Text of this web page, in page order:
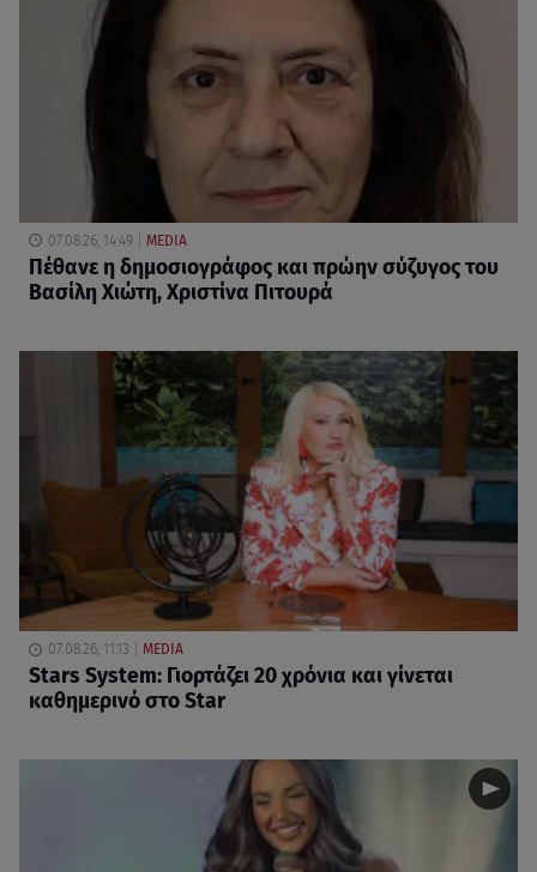
07.08.26, 14:49 MEDIA
Πέθανε η δημοσιογράφος και πρώην σύζυγος του
Βασίλη Χιώτη, Χριστίνα Πιτουρά
07.08.26, 11:13 MEDIA
Stars System: Γιορτάζει 20 χρόνια και γίνεται
καθημερινό στο Star